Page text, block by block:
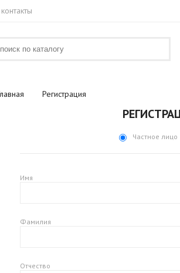
контакты
Регистрация
Частное лицо
Имя
Фамилия
Отчество